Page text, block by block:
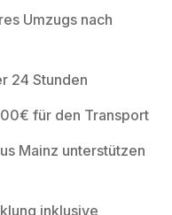
Umzugs nach
24 Stunden
für den Transport
Mainz unterstützen
inklusive